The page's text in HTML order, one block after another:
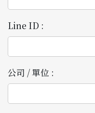
Line ID :
公司 / 單位 :